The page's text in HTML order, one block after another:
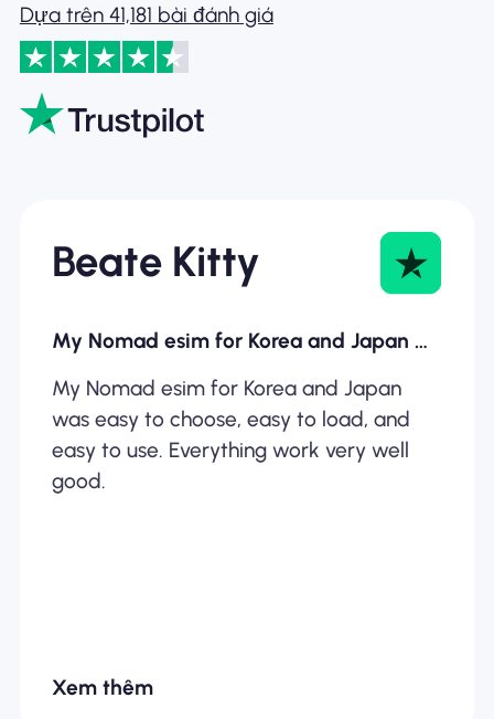
Dựa trên 41,181 bài đánh giá
Beate Kitty
My Nomad esim for Korea and Japan was…
My Nomad esim for Korea and Japan
was easy to choose, easy to load, and
easy to use. Everything work very well
good.
Xem thêm